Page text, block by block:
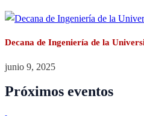
Decana de Ingeniería de la
junio 9, 2025
Próximos eventos